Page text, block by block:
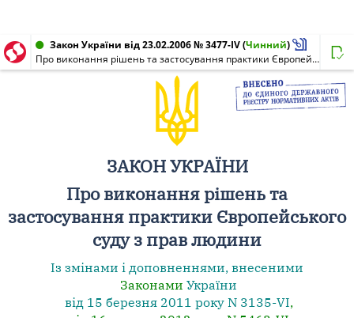
Закон України від 23.02.2006 № 3477-IV(Чинний)
Про виконання рішень та застосування практики Європейського суду з прав людини